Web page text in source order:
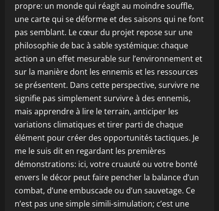
propre: un monde qui réagit au moindre souffle,
une carte qui se déforme et des saisons qui ne font
pas semblant. Le cœur du projet repose sur une
philosophie de bac à sable systémique: chaque
action a un effet mesurable sur l’environnement et
sur la manière dont les ennemis et les ressources
se présentent. Dans cette perspective, survivre ne
signifie pas simplement survivre à des ennemis,
mais apprendre à lire le terrain, anticiper les
variations climatiques et tirer parti de chaque
élément pour créer des opportunités tactiques. Je
me le suis dit en regardant les premières
démonstrations: ici, votre cruauté ou votre bonté
envers le décor peut faire pencher la balance d’un
combat, d’une embuscade ou d’un sauvetage. Ce
n’est pas une simple simili-simulation; c’est une